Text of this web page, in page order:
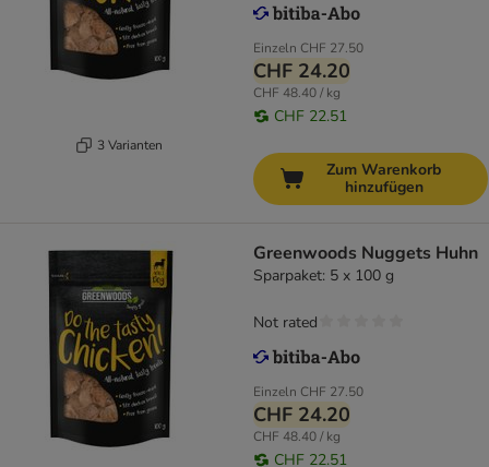
3 Varianten
Einzeln CHF 27.50
CHF 24.20
CHF 48.40 / kg
CHF 22.51
Zum Warenkorb
hinzufügen
Greenwoods Nuggets Huhn
Sparpaket: 5 x 100 g
Einzeln CHF 27.50
CHF 24.20
CHF 48.40 / kg
CHF 22.51
Not rated